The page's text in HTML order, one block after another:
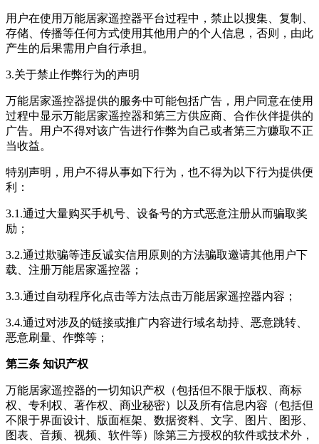
用户在使用万能居家遥控器平台过程中，禁止以搜集、复制、
存储、传播等任何方式使用其他用户的个人信息，否则，由此
产生的后果需用户自行承担。
3.关于禁止作弊行为的声明
万能居家遥控器提供的服务中可能包括广告，用户同意在使用
过程中显示万能居家遥控器和第三方供应商、合作伙伴提供的
广告。用户不得对该广告进行作弊为自己或者第三方赚取不正
当收益。
特别声明，用户不得从事如下行为，也不得为以下行为提供便
利：
3.1.通过大量购买手机号、设备号的方式恶意注册从而骗取奖
励；
3.2.通过欺骗等违反诚实信用原则的方法骗取邀请其他用户下
载、注册万能居家遥控器 ；
3.3.通过自动程序化点击等方法点击万能居家遥控器内容；
3.4.通过对涉及的链接或推广内容进行域名劫持、恶意跳转、
恶意刷量、作弊等；
第三条 知识产权
万能居家遥控器的一切知识产权（包括但不限于版权、商标
权、专利权、著作权、商业秘密）以及所有信息内容（包括但
不限于界面设计、版面框架、数据资料、文字、图片、图形、
图表、音频、视频、软件等）除第三方授权的软件或技术外，